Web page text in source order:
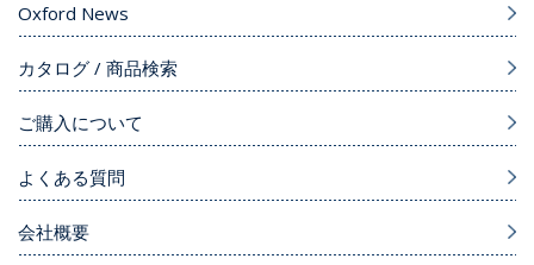
Oxford News
カタログ / 商品検索
ご購入について
よくある質問
会社概要